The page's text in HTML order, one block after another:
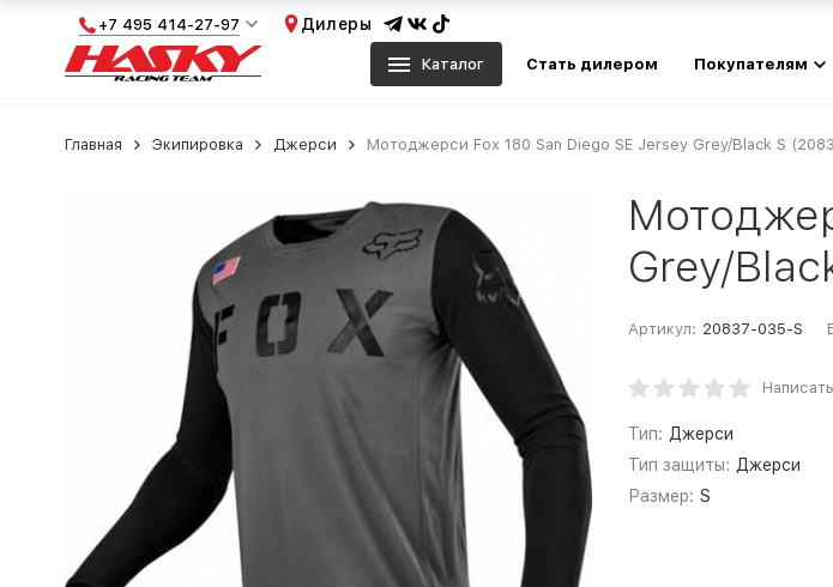
+7 495 414-27-97 Дилеры
Каталог Стать дилером Покупателям
Главная Экипировка Джерси Мотоджерси Fox 180 San Diego SE Jersey Grey/Black S
Grey/
Артикул: 20837-035-S
Тип: Джерси
Тип защиты: Джерси
Размер: S